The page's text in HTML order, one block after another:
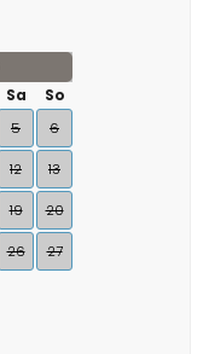
Sa
So
5 6
12 13
19 20
26 27